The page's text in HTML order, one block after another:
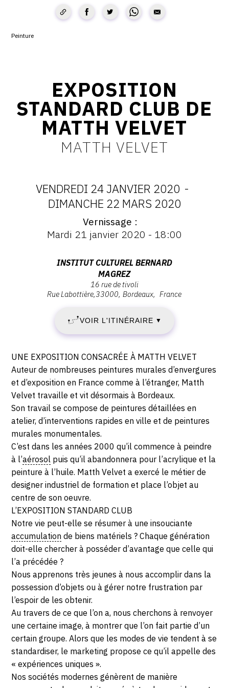
SERVICES
CRÉER SON CATALOGUE D'EXPO
PUBLIER SES EXPOSITIONS
DEVENIR CONTRIBUTEUR
L'ÉQUIPE OAM
À PROPOS D'OAM
CGU
CGV
SUIVEZ-NOUS
INSTAGRAM
FACEBOOK
TWITTER
PINTEREST
Peinture
EXPOSITION
STANDARD CLUB DE
MATTH VELVET
MATTH VELVET
DATES
:
24
JANVIER
2020
-
DIMANCHE
22
MARS
2020
VENDREDI 24 JANVIER 2020 -
DIMANCHE 22 MARS 2020
Vernissage
Mardi 21 janvier 2020 - 18:00
Rue
de
Tivoli,
33000
Bordeaux
INSTITUT CULTUREL BERNARD
MAGREZ
16 rue de tivoli
Rue Labottière 33000 Bordeaux France
VOIR L'ITINÉRAIRE ▼
Description,
horaires...
UNE EXPOSITION CONSACRÉE À MATTH VELVET
Auteur de nombreuses peintures murales d’envergures
et d’exposition en France comme à l’étranger, Matth
Velvet travaille et vit désormais à Bordeaux.
Son travail se compose de peintures détaillées en
atelier, d’interventions rapides en ville et de peintures
murales monumentales.
C’est dans les années 2000 qu’il commence à peindre
à l’aérosol puis qu’il abandonnera pour l’acrylique et la
peinture à l’huile. Matth Velvet a exercé le métier de
designer industriel de formation et place l’objet au
centre de son oeuvre.
L’EXPOSITION STANDARD CLUB
Notre vie peut-elle se résumer à une insouciante
accumulation de biens matériels ? Chaque génération
doit-elle chercher à posséder d’avantage que celle qui
l’a précédée ?
Nous apprenons très jeunes à nous accomplir dans la
possession d’objets ou à gérer notre frustration par
l’espoir de les obtenir.
Au travers de ce que l’on a, nous cherchons à renvoyer
une certaine image, à montrer que l’on fait partie d’un
certain groupe. Alors que les modes de vie tendent à se
standardiser, le marketing propose ce qu’il appelle des
« expériences uniques ».
Nos sociétés modernes génèrent de manière